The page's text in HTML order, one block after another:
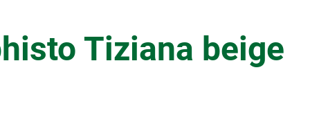
Tiziana beige